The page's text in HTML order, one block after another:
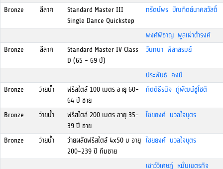
Bronze
ลีลาศ
Standard Master III
Single Dance Quickstep
ทรัตน์พร บัณฑิตย์นาคสวัสดิ์
พงศ์พิชาญ พูลเผ่าดำรงค์
Bronze
ลีลาศ
Standard Master IV Class
D (65 - 69 ปี)
วันทนา พิลาสรมย์
ประพันธ์ คงมี
Bronze
ว่ายน้ำ
ฟรีสไตล์ 100 เมตร อายุ 60-
64 ปี ชาย
กิตติธีรนิจ ภู่พัฒน์ชูโชติ
Bronze ว่ายน้ำ
ฟรีสไตล์ 200 เมตร อายุ 35-
39 ปี ชาย
ไชยยงค์ นวลใจบุตร
Bronze ว่ายน้ำ
ว่ายผลัดฟรีสไตล์ 4x50 ม อายุ
200-239 ปี ทีมชาย
ไชยยงค์ นวลใจบุตร
เชาว์วิเศษฏ์ หมั่นเขตรกิจ